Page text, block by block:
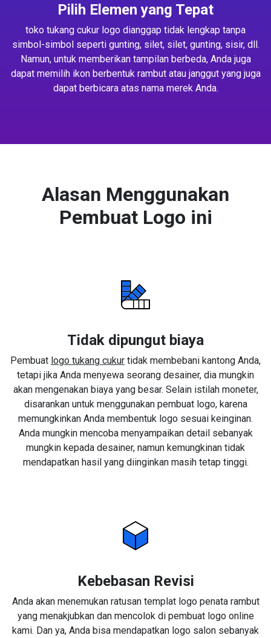
Pilih Elemen yang Tepat
toko tukang cukur logo dianggap tidak lengkap tanpa
simbol-simbol seperti gunting, silet, silet, gunting, sisir, dll.
Namun, untuk memberikan tampilan berbeda, Anda juga
dapat memilih ikon berbentuk rambut atau janggut yang juga
dapat berbicara atas nama merek Anda.
Alasan Menggunakan
Pembuat Logo ini
Tidak dipungut biaya
Pembuat logo tukang cukur tidak membebani kantong Anda,
tetapi jika Anda menyewa seorang desainer, dia mungkin
akan mengenakan biaya yang besar. Selain istilah moneter,
disarankan untuk menggunakan pembuat logo, karena
memungkinkan Anda membentuk logo sesuai keinginan.
Anda mungkin mencoba menyampaikan detail sebanyak
mungkin kepada desainer, namun kemungkinan tidak
mendapatkan hasil yang diinginkan masih tetap tinggi.
Kebebasan Revisi
Anda akan menemukan ratusan templat logo penata rambut
yang menakjubkan dan mencolok di pembuat logo online
kami. Dan ya, Anda bisa mendapatkan logo salon sebanyak